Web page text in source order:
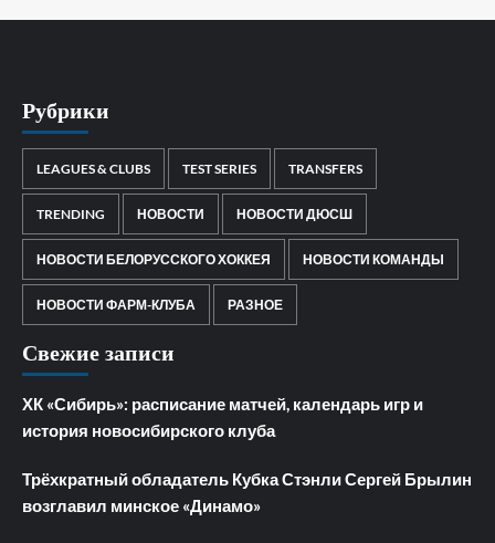
Рубрики
LEAGUES & CLUBS TEST SERIES TRANSFERS
TRENDING НОВОСТИ НОВОСТИ ДЮСШ
НОВОСТИ БЕЛОРУССКОГО ХОККЕЯ НОВОСТИ КОМАНДЫ
НОВОСТИ ФАРМ-КЛУБА РАЗНОЕ
Свежие записи
ХК «Сибирь»: расписание матчей, календарь игр и
история новосибирского клуба
Трёхкратный обладатель Кубка Стэнли Сергей Брылин
возглавил минское «Динамо»